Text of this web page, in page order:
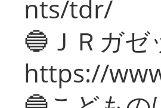
nts/tdr/
🔵ＪＲガゼ
https://